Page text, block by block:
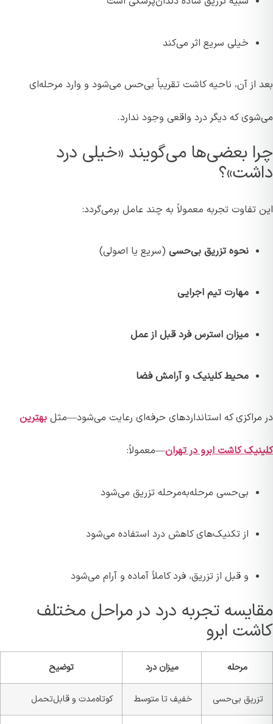
خیلی سریع اثر می‌کند
بعد از آن، ناحیه کاشت تقریباً بی‌حس می‌شود و وارد مرحله‌ای
می‌شوی که دیگر درد واقعی وجود ندارد.
چرا بعضی‌ها می‌گویند «خیلی درد
داشت»؟
این تفاوت تجربه معمولاً به چند عامل برمی‌گردد:
نحوه تزریق بی‌حسی (سریع یا اصولی)
مهارت تیم اجرایی
میزان استرس فرد قبل از عمل
محیط کلینیک و آرامش فضا
در مراکزی که استانداردهای حرفه‌ای رعایت می‌شود—مثل بهترین
کلینیک‌ کاشت ابرو در تهران—معمولاً:
بی‌حسی مرحله‌به‌مرحله تزریق می‌شود
از تکنیک‌های کاهش درد استفاده می‌شود
و قبل از تزریق، فرد کاملاً آماده و آرام می‌شود
مقایسه تجربه درد در مراحل مختلف
کاشت ابرو
مرحله میزان درد توضیح
تزریق بی‌حسی خفیف تا متوسط کوتاه‌مدت و قابل‌تحمل